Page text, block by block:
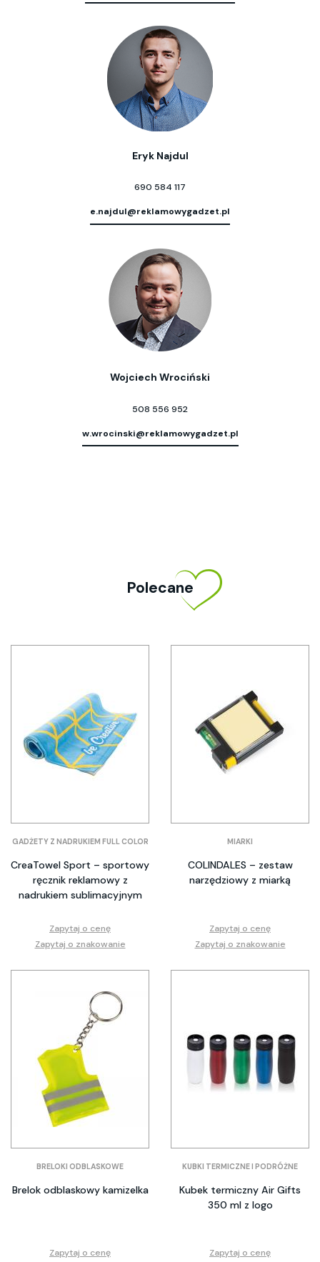
Eryk Najdul
690 584 117
e.najdul@reklamowygadzet.pl
Wojciech Wrociński
508 556 952
w.wrocinski@reklamowygadzet.pl
Polecane
GADŻETY Z NADRUKIEM FULL COLOR
CreaTowel Sport – sportowy
ręcznik reklamowy z
nadrukiem sublimacyjnym
Zapytaj o cenę
Zapytaj o znakowanie
MIARKI
COLINDALES – zestaw
narzędziowy z miarką
Zapytaj o cenę
Zapytaj o znakowanie
BRELOKI ODBLASKOWE
Brelok odblaskowy kamizelka
Zapytaj o cenę
KUBKI TERMICZNE I PODRÓŻNE
Kubek termiczny Air Gifts
350 ml z logo
Zapytaj o cenę